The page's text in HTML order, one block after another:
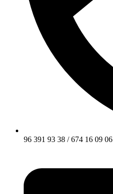
96 391 93 38 / 674 16 09 06